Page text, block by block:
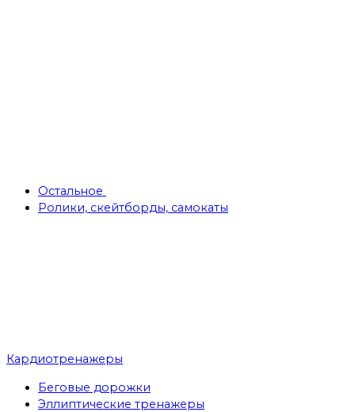
Остальное
Ролики, скейтборды, самокаты
Кардиотренажеры
Беговые дорожки
Эллиптические тренажеры